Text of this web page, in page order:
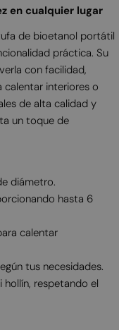
en cualquier lugar
de bioetanol portátil
práctica. Su
con facilidad,
calentar interiores o
de alta calidad y
un toque de
diámetro.
hasta 6
calentar
tus necesidades.
hollín, respetando el